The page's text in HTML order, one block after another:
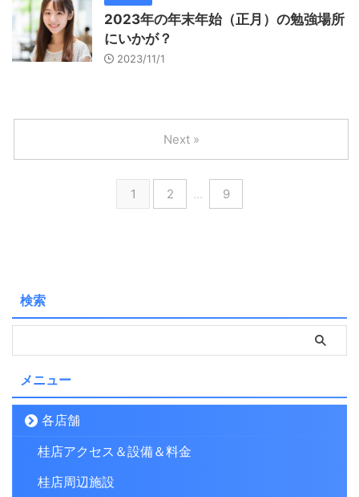
2023年の年末年始（正月）の勉強場所
にいかが？
2023/11/1
1 2 … 9
Next »
検索
メニュー
各店舗
桂店アクセス＆設備＆料金
桂店周辺施設